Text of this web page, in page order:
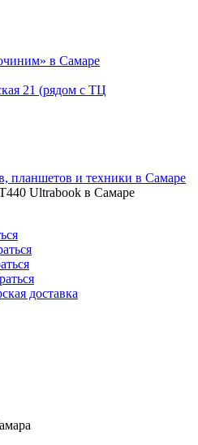
21 (рядом с ТЦ
планшетов и техники в Самаре
Ultrabook в Самаре
доставка